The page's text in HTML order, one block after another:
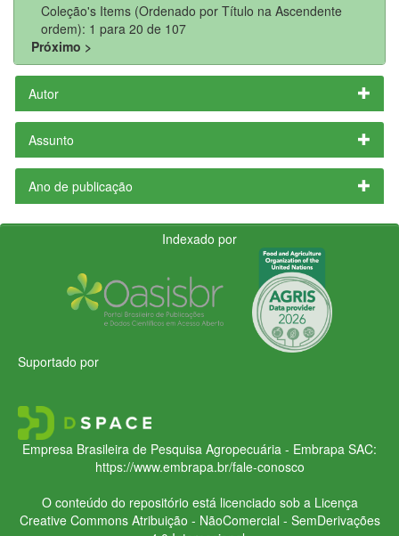
Coleção's Items (Ordenado por Título na Ascendente
ordem): 1 para 20 de 107
Próximo >
Autor
Assunto
Ano de publicação
Indexado por
Suportado por
Empresa Brasileira de Pesquisa Agropecuária - Embrapa SAC:
https://www.embrapa.br/fale-conosco
O conteúdo do repositório está licenciado sob a Licença
Creative CommonsAtribuição - NãoComercial - SemDerivações